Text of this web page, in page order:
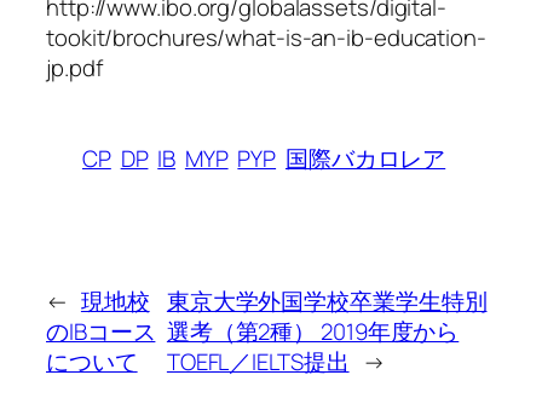
http://www.ibo.org/globalassets/digital-
tookit/brochures/what-is-an-ib-education-
jp.pdf
CP DP IB MYP PYP 国際バカロレア
← 現地校
のIBコース
について
東京大学外国学校卒業学生特別
選考（第2種） 2019年度から
TOEFL／IELTS提出
→